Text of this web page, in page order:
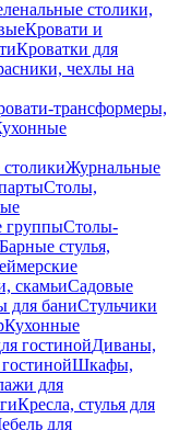
столики,
Кровати и
Кроватки для
чехлы на
трансформеры,
Журнальные
Столы,
группыСтолы-
Барные стулья,
скамьиСадовые
для баниСтульчики
Кухонные
гостинойДиваны,
Шкафы,
для
Кресла, стулья для
для